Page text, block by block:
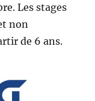
Les stages
non
de 6 ans.